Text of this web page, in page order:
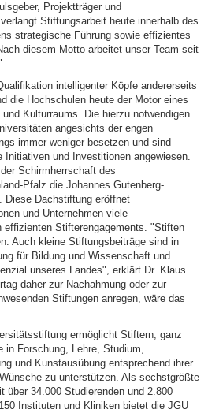
Projektträger und
Stiftungsarbeit heute innerhalb des
strategische Führung sowie effizientes
diesem Motto arbeitet unser Team seit
intelligenter Köpfe andererseits
die Hochschulen heute der Motor eines
Kulturraums. Die hierzu notwendigen
angesichts der engen
immer weniger besetzen und sind
Initiativen und Investitionen angewiesen.
Schirmherrschaft des
Pfalz die Johannes Gutenberg-
Diese Dachstiftung eröffnet
und Unternehmen viele
effizienten Stifterengagements. "Stiften
Auch kleine Stiftungsbeiträge sind in
für Bildung und Wissenschaft und
unseres Landes", erklärt Dr. Klaus
daher zur Nachahmung oder zur
Stiftungen anregen, wäre das
ermöglicht Stiftern, ganz
in Forschung, Lehre, Studium,
und Kunstausübung entsprechend ihrer
zu unterstützen. Als sechstgrößte
über 34.000 Studierenden und 2.800
Instituten und Kliniken bietet die JGU